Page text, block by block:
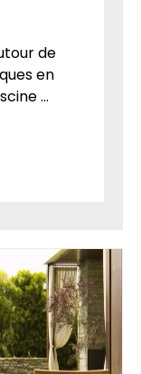
de
en
...